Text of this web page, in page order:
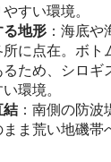
すい環境。
る地形 ：海底
に点在。ボト
ため、シロギ
環境。
結 ：南側の防
ま荒い地磯帯